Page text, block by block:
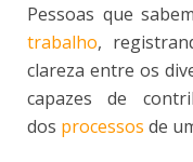
Pessoas que
trabalho,
clareza entre os
capazes de
dos processos de